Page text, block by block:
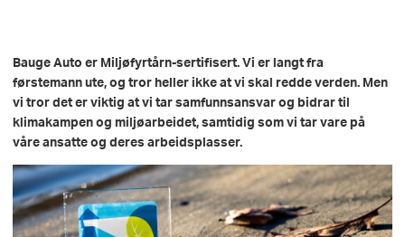
Bauge Auto er Miljøfyrtårn-sertifisert. Vi er langt fra
førstemann ute, og tror heller ikke at vi skal redde verden. Men
vi tror det er viktig at vi tar samfunnsansvar og bidrar til
klimakampen og miljøarbeidet, samtidig som vi tar vare på
våre ansatte og deres arbeidsplasser.